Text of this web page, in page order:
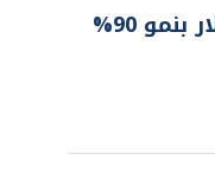
مصر تُصدر 14 سلعة بـ 1.3 مليار دولار بنمو 90%